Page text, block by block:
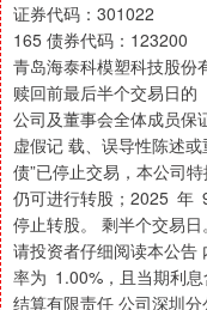
证券代码：301022
165 债券代码：
青岛海泰科模塑科技股
赎回前最后半个
公司及董事会全体成员保
虚假记 载、误导性陈述
债”已停止交易，本公司
仍可进行转股；2025 年
停止转股。 剩半个交易
请投资者仔细阅读本公
率为 1.00%，且当期利
结算有限责任 公司深圳